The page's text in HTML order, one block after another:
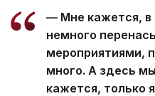
— Мне кажется,
немного
мероприятиями,
много. А здесь
кажется, только